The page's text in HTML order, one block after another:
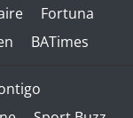
Fortuna
BATimes